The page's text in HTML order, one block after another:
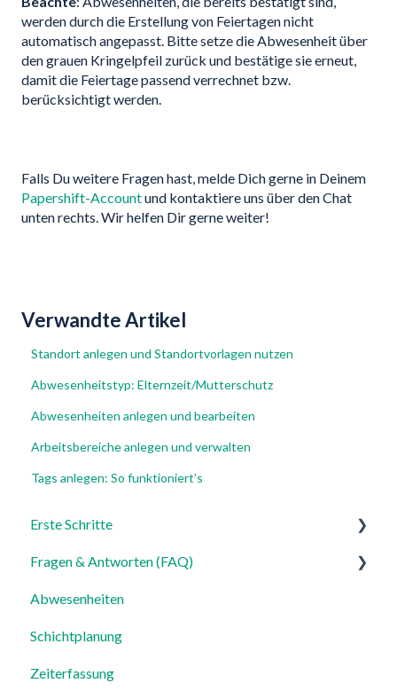
werden durch die Erstellung von Feiertagen nicht
automatisch angepasst. Bitte setze die Abwesenheit über
den grauen Kringelpfeil zurück und bestätige sie erneut,
damit die Feiertage passend verrechnet bzw.
berücksichtigt werden.
Falls Du weitere Fragen hast, melde Dich gerne in Deinem
Papershift-Accountund kontaktiere uns über den Chat
unten rechts. Wir helfen Dir gerne weiter!
Verwandte Artikel
Standort anlegen und Standortvorlagen nutzen
Abwesenheitstyp: Elternzeit/Mutterschutz
Abwesenheiten anlegen und bearbeiten
Arbeitsbereiche anlegen und verwalten
Tags anlegen: So funktioniert’s
Erste Schritte
Für Admins
Für Mitarbeiter
Einstellungen
Fragen & Antworten (FAQ)
Login, Account & Sicherheit
Mitarbeiterverwaltung
Mitarbeiterprofile & Stammdaten
Abwesenheiten
Schichtplanung
Zeiterfassung